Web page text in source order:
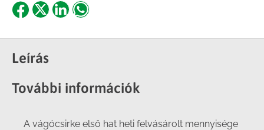
Share
Facebook
Share
X
ShareShare
Leírás
További információk
A vágócsirke első hat heti felvásárolt mennyisége